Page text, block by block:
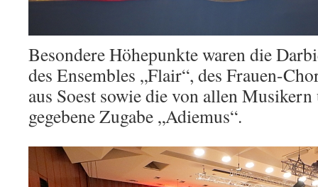
Besondere Höhepunkte waren die
des Ensembles „Flair“, des Frauen-
aus Soest sowie die von allen
gegebene Zugabe „Adiemus“.